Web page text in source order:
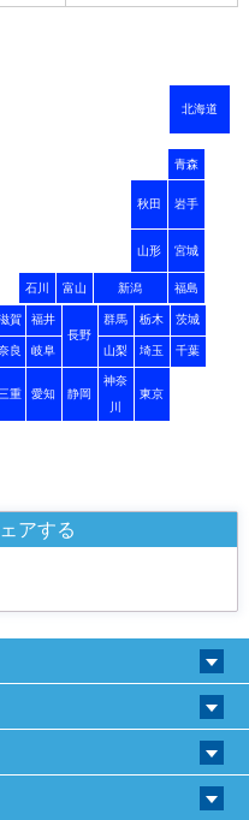
北海道
青森
秋田 岩手
山形 宮城
石川 富山 新潟 福島
賀
福井
長野
群馬 栃木 茨城
良 岐阜 山梨 埼玉 千葉
三重 愛知 静岡
神奈
川
東京
アする